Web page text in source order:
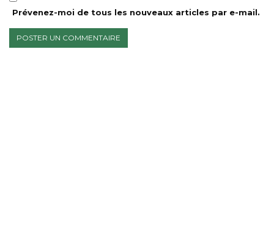
Prévenez-moi de tous les nouveaux articles par e-mail.